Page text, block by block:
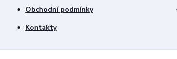
Obchodní podmínky
Kontakty